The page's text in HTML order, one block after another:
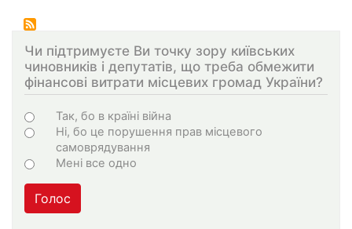
Чи підтримуєте Ви точку зору київських
чиновників і депутатів, що треба обмежити
фінансові витрати місцевих громад України?
Choices
Так, бо в країні війна
Ні, бо це порушення прав місцевого
самоврядування
Мені все одно
Голос